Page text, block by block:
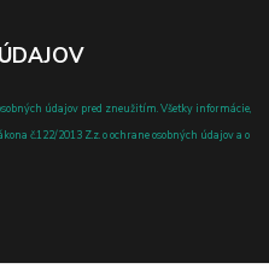
údajov pred zneužitím. Všetky informácie,
č.122/2013 Z.z. o ochrane osobných údajov a o